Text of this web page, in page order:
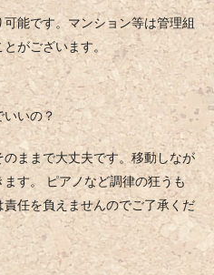
能です。マンション等は管理組
がございます。
いいの？
ままで大丈夫です。移動しなが
す。 ピアノなど調律の狂うも
任を負えませんのでご了承くだ